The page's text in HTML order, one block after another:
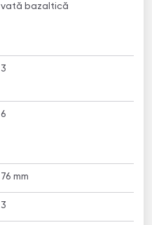
vată bazaltică
3
6
76 mm
3